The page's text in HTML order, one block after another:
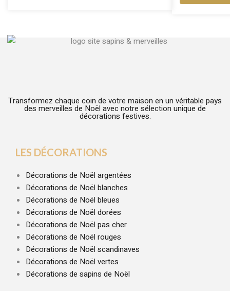
Transformez chaque coin de votre maison en un véritable pays
des merveilles de Noël avec notre sélection unique de
décorations festives.
LES DÉCORATIONS
Décorations de Noël argentées
Décorations de Noël blanches
Décorations de Noël bleues
Décorations de Noël dorées
Décorations de Noël pas cher
Décorations de Noël rouges
Décorations de Noël scandinaves
Décorations de Noël vertes
Décorations de sapins de Noël